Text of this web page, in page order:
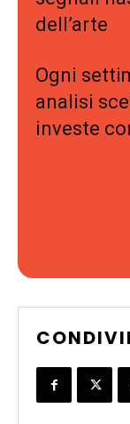
dell’arte
Ogni
analisi
investe